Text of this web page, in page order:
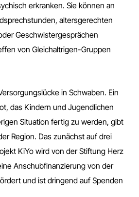
erkranken. Sie können an
altersgerechten
Geschwistergesprächen
von Gleichaltrigen-Gruppen
in Schwaben. Ein
das Kindern und Jugendlichen
Situation fertig zu werden, gibt
Region. Das zunächst auf drei
KiYo wird von der Stiftung Herz
Anschubfinanzierung von der
und ist dringend auf Spenden